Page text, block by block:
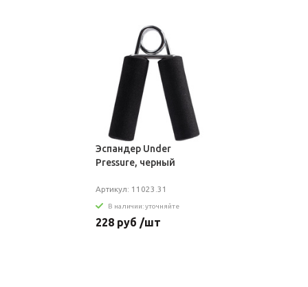
Эспандер Under
Pressure, черный
Артикул: 11023.31
В наличии: уточняйте
228 руб /шт